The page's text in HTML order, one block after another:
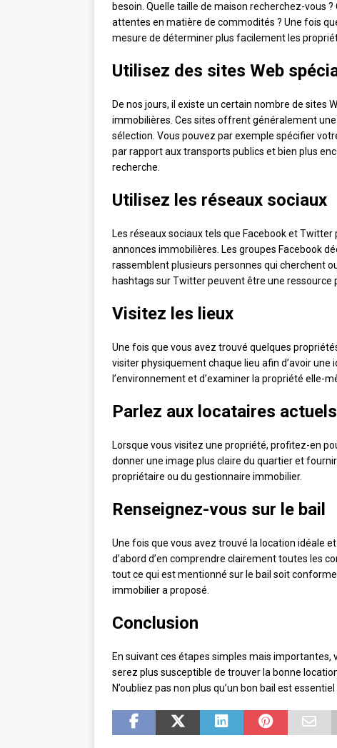
besoin. Quelle taille de maison recherchez-vous
attentes en matière de commodités ? Une fois
mesure de déterminer plus facilement les
Utilisez des sites Web
De nos jours, il existe un certain nombre de sites
immobilières. Ces sites offrent généralement
sélection. Vous pouvez par exemple spécifier
par rapport aux transports publics et bien plus
recherche.
Utilisez les réseaux sociaux
Les réseaux sociaux tels que Facebook et
annonces immobilières. Les groupes Facebook
rassemblent plusieurs personnes qui cherchent
hashtags sur Twitter peuvent être une ressource
Visitez les lieux
Une fois que vous avez trouvé quelques
visiter physiquement chaque lieu afin d’avoir une
l’environnement et d’examiner la propriété elle-
Parlez aux locataires actuels
Lorsque vous visitez une propriété, profitez-en
donner une image plus claire du quartier et
propriétaire ou du gestionnaire immobilier.
Renseignez-vous sur le bail
Une fois que vous avez trouvé la location idéale
d’abord d’en comprendre clairement toutes les
tout ce qui est mentionné sur le bail soit
immobilier a proposé.
Conclusion
En suivant ces étapes simples mais
serez plus susceptible de trouver la bonne
N’oubliez pas non plus qu’un bon bail est